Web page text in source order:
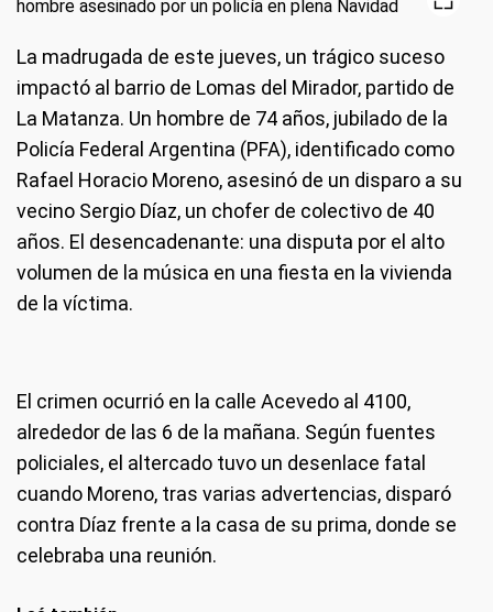
La madrugada de este jueves, un trágico suceso
impactó al barrio de Lomas del Mirador, partido de
La Matanza. Un hombre de 74 años, jubilado de la
Policía Federal Argentina (PFA), identificado como
Rafael Horacio Moreno, asesinó de un disparo a su
vecino Sergio Díaz, un chofer de colectivo de 40
años. El desencadenante: una disputa por el alto
volumen de la música en una fiesta en la vivienda
de la víctima.
El crimen ocurrió en la calle Acevedo al 4100,
alrededor de las 6 de la mañana. Según fuentes
policiales, el altercado tuvo un desenlace fatal
cuando Moreno, tras varias advertencias, disparó
contra Díaz frente a la casa de su prima, donde se
celebraba una reunión.